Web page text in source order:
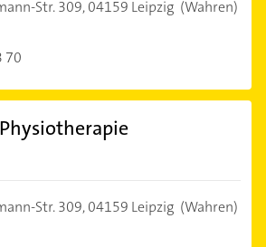
Str. 309,04159 Leipzig (Wahren)
70
Str. 309,04159 Leipzig (Wahren)